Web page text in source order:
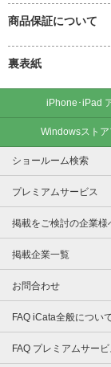
商品保証について
裏表紙
iPhone･iPad
Windowsストア
ショールーム検索
プレミアムサービス
掲載をご検討の企業様
掲載企業一覧
お問合わせ
FAQ iCata全般につい
FAQ プレミアムサー